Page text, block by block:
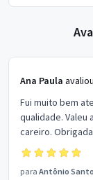
Ana Paula
Fui muito bem
qualidade. Valeu
careiro.
para Antônio